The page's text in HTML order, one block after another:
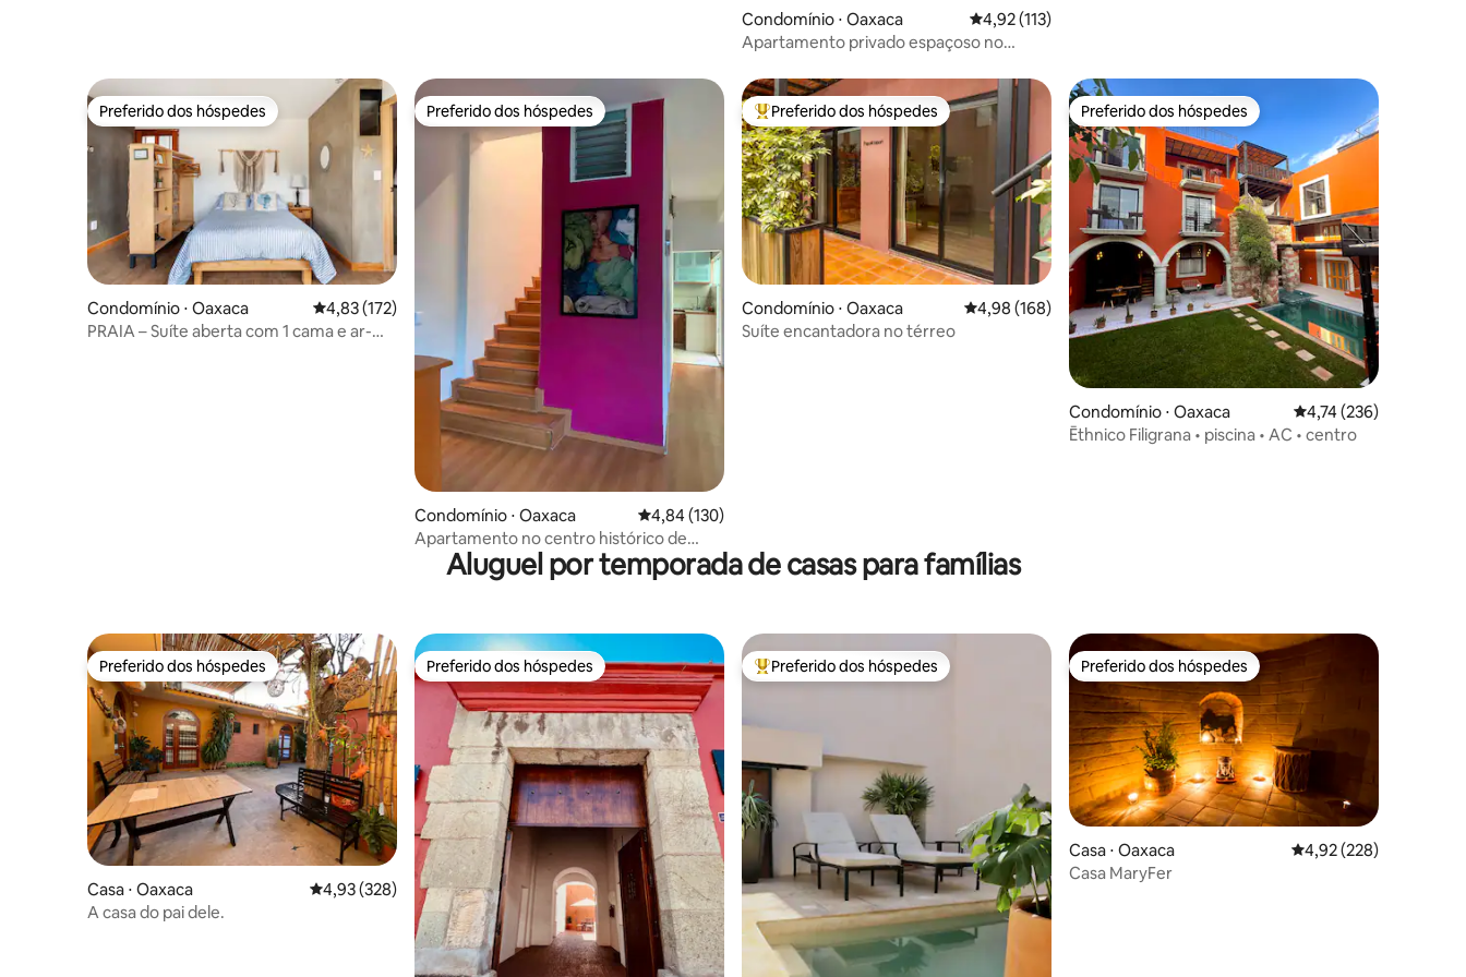
Condomínio ⋅ Oaxaca 4,92 de uma avaliação média de 5, 113 avaliações
4,92 (113)
Apartamento privado espaçoso no
Preferido dos hóspedes
Preferido dos hóspedes
Condomínio ⋅ Oaxaca 4,83 de uma avaliação média de 5, 172 avaliações
4,83 (172)
PRAIA – Suíte aberta com 1 cama e ar-
Preferido dos hóspedes
Preferido dos hóspedes
Condomínio ⋅ Oaxaca 4,84 de uma avaliação média de 5, 130 avaliações
4,84 (130)
Apartamento no centro histórico de
Oaxaca
Entre os melhores preferidos dos hóspedes
Preferido dos hóspedes
Condomínio ⋅ Oaxaca 4,98 de uma avaliação média de 5, 168 avaliações
4,98 (168)
Suíte encantadora no térreo
Preferido dos hóspedes
Preferido dos hóspedes
Condomínio ⋅ Oaxaca 4,74 de uma avaliação
4,74 (236)
Ēthnico Filigrana • piscina • AC • centro
Aluguel por temporada de casas para famílias
Preferido dos hóspedes
Preferido dos hóspedes
Casa ⋅ Oaxaca 4,93 de uma avaliação média de 5, 328 avaliações
4,93 (328)
A casa do pai dele.
Preferido dos hóspedes
Preferido dos hóspedes Entre os melhores preferidos dos hóspedes
Preferido dos hóspedes Preferido dos hóspedes
Preferido dos hóspedes
Casa ⋅ Oaxaca 4,92 de uma avaliação
4,92 (228)
Casa MaryFer